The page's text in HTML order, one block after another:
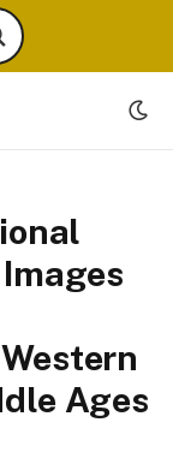
Ages